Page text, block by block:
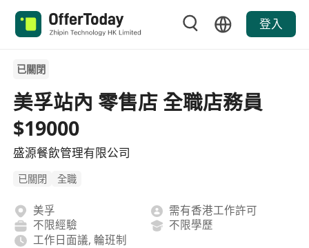
登入
已關閉
美孚站內 零售店 全職店務員
$19000
盛源餐飲管理有限公司
已關閉 全職
美孚
需有香港工作許可
不限經驗
不限學歷
工作日面議, 輪班制